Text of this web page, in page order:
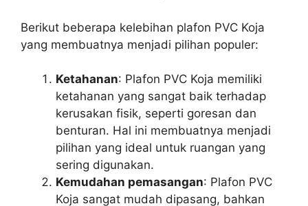
Berikut beberapa kelebihan plafon PVC Koja
yang membuatnya menjadi pilihan populer:
Ketahanan: Plafon PVC Koja memiliki
ketahanan yang sangat baik terhadap
kerusakan fisik, seperti goresan dan
benturan. Hal ini membuatnya menjadi
pilihan yang ideal untuk ruangan yang
sering digunakan.
Kemudahan pemasangan: Plafon PVC
Koja sangat mudah dipasang, bahkan